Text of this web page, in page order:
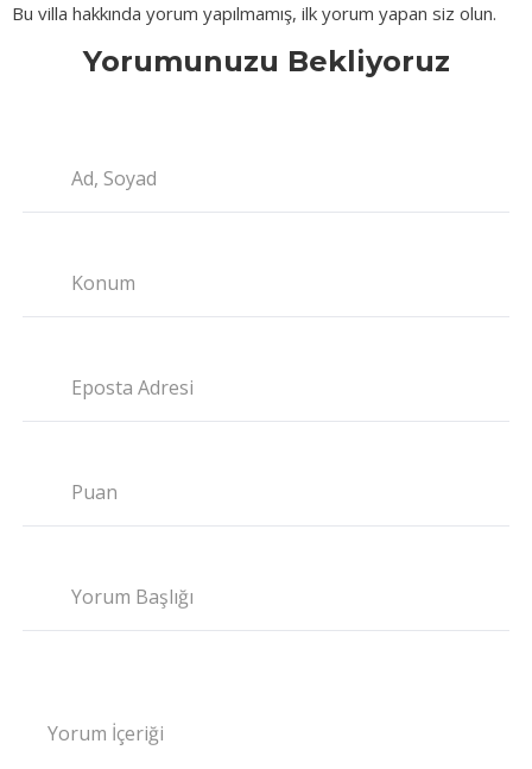
Bu villa hakkında yorum yapılmamış, ilk yorum yapan siz olun.
Yorumunuzu Bekliyoruz
Ad, Soyad
Konum
Eposta Adresi
Puan
Yorum Başlığı
Yorum İçeriği